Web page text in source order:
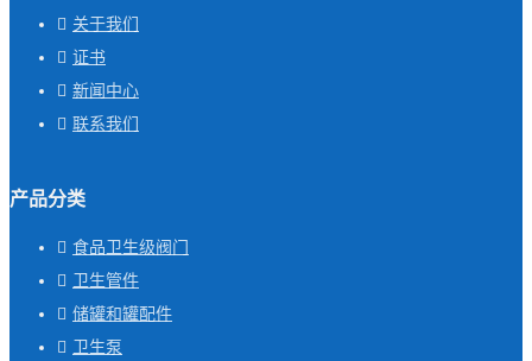
关于我们
证书
新闻中心
联系我们
产品分类
食品卫生级阀门
卫生管件
储罐和罐配件
卫生泵